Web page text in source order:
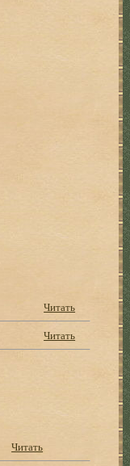
Читать
Читать
Читать